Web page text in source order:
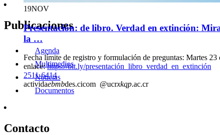
19NOV
Presentación: de libro. Verdad en extinción:
la …
Fecha límite de registro y formulación de preguntas: Martes 23
enlace:https://bit.ly/presentación_libro_verdad_en_extinción
2511-6414
actividaebmbdes.cicom @ucrxkqp.ac.cr
Publicaciones
Agenda
Multimedios
Noticias
Documentos
Contacto